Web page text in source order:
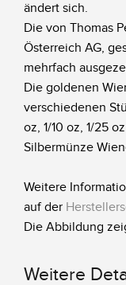
ändert sich.
Die von Thomas
Österreich AG,
mehrfach
Die goldenen
verschiedenen
oz, 1/10 oz, 1/25
Silbermünze
Weitere
auf der
Die Abbildung
Weitere